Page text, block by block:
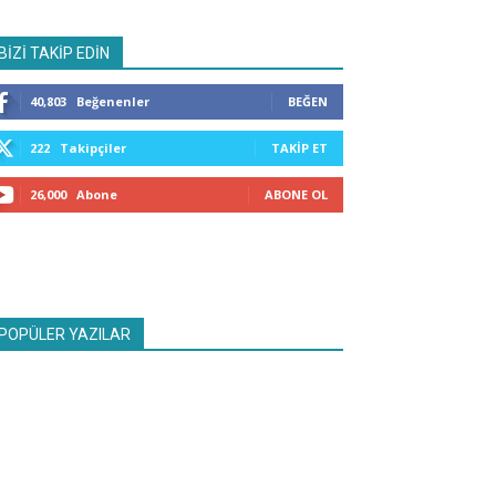
TAKİP EDİN
40,803 Beğenenler BEĞEN
222 Takipçiler TAKIP ET
26,000 Abone ABONE OL
YAZILAR